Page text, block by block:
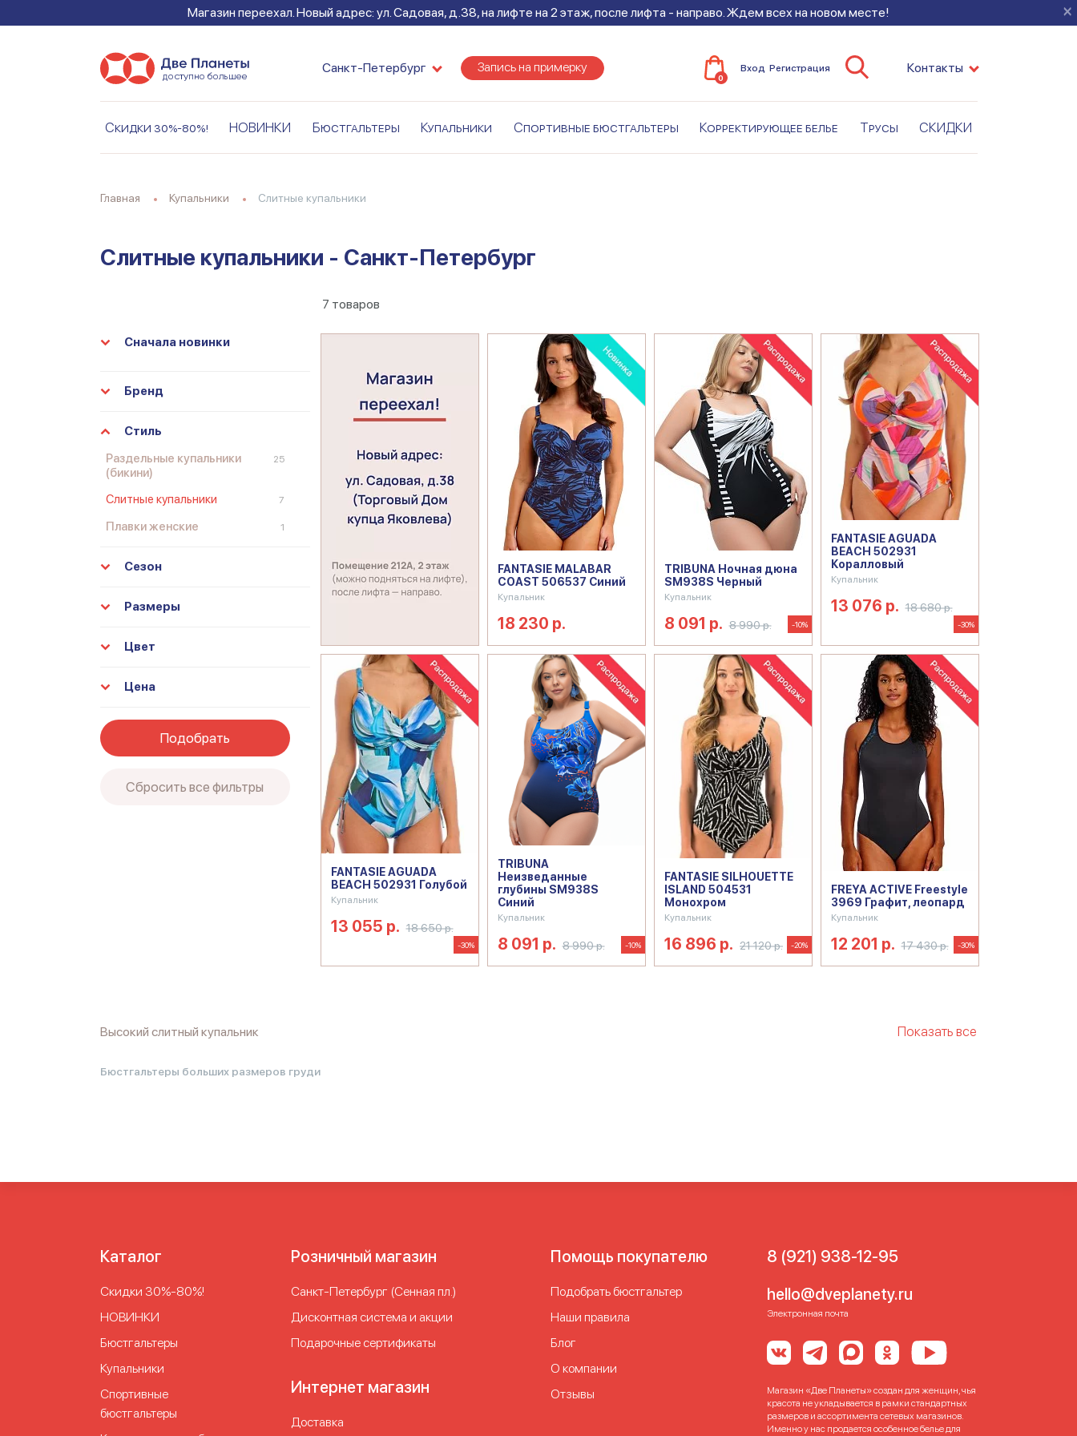
×
Магазин переехал. Новый адрес: ул. Садовая, д.38, на лифте на 2 этаж, после лифта - направо. Ждем всех на новом месте!
Санкт-Петербург Запись на примерку
0
Вход Регистрация Контакты
Скидки 30%-80%! НОВИНКИ Бюстгальтеры Купальники Спортивные бюстгальтеры Корректирующее белье Трусы СКИДКИ
Главная Купальники Слитные купальники
Слитные купальники - Санкт-Петербург
Сначала новинки
Бренд
Стиль
Раздельные купальники
(бикини)
25
Слитные купальники 7
Плавки женские 1
Сезон
Размеры
Цвет
Цена
Подобрать
Сбросить все фильтры
7 товаров
FANTASIE MALABAR
COAST 506537 Синий
Купальник
18 230 р.
TRIBUNA Ночная дюна
SM938S Черный
Купальник
8 091 р. 8 990 р. -10%
FANTASIE AGUADA
BEACH 502931
Коралловый
Купальник
13 076 р. 18 680 р.
-30%
FANTASIE AGUADA
BEACH 502931 Голубой
Купальник
13 055 р. 18 650 р.
-30%
TRIBUNA
Неизведанные
глубины SM938S
Синий
Купальник
8 091 р. 8 990 р. -10%
FANTASIE SILHOUETTE
ISLAND 504531
Монохром
Купальник
16 896 р. 21 120 р. -20%
FREYA ACTIVE Freestyle
3969 Графит, леопард
Купальник
12 201 р. 17 430 р. -30%
Высокий слитный купальник
Купальник слитный пляжный Купальник слитный с цветами
чашечками на большой бюст Слитный купальник с чашечками с утяжкой Слитный купальник с чашками Слитный купальник скрывающий
Показать все
Бюстгальтеры больших размеров груди
Каталог
Скидки 30%-80%!
НОВИНКИ
Бюстгальтеры
Купальники
Спортивные
бюстгальтеры
Розничный магазин
Cанкт-Петербург (Сенная пл.)
Дисконтная система и акции
Подарочные сертификаты
Интернет магазин
Доставка
Помощь покупателю
Подобрать бюстгальтер
Наши правила
Блог
О компании
Отзывы
8 (921) 938-12-95
hello@dveplanety.ru
Электронная почта
Магазин «Две Планеты» создан для женщин, чья
красота не укладывается в рамки стандартных
размеров и ассортимента сетевых магазинов.
Именно у нас продается особенное белье для